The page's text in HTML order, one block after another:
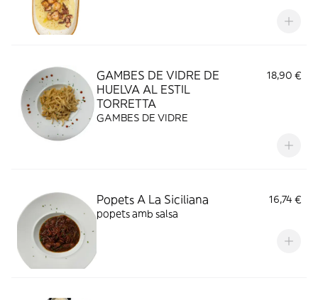
GAMBES DE VIDRE DE
HUELVA AL ESTIL
TORRETTA
18,90 €
GAMBES DE VIDRE
Popets A La Siciliana
16,74 €
popets amb salsa